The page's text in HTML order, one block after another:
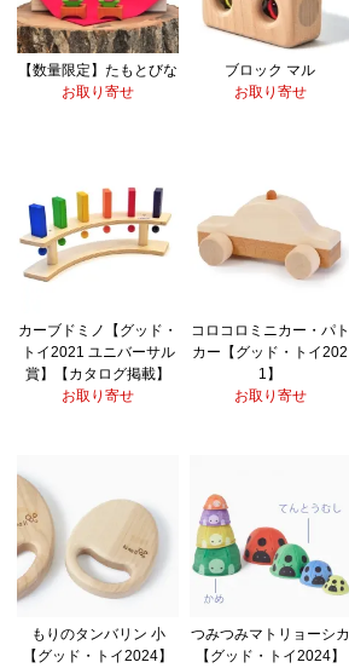
【数量限定】たもとびな
お取り寄せ
ブロック マル
お取り寄せ
カーブドミノ【グッド・
トイ2021 ユニバーサル
賞】【カタログ掲載】
お取り寄せ
コロコロミニカー・パト
カー【グッド・トイ202
1】
お取り寄せ
もりのタンバリン 小
【グッド・トイ2024】
つみつみマトリョーシカ
【グッド・トイ2024】